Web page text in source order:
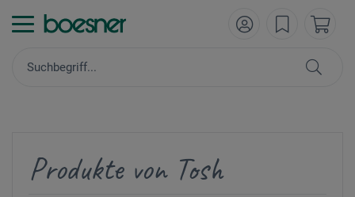
Produkte von Tosh